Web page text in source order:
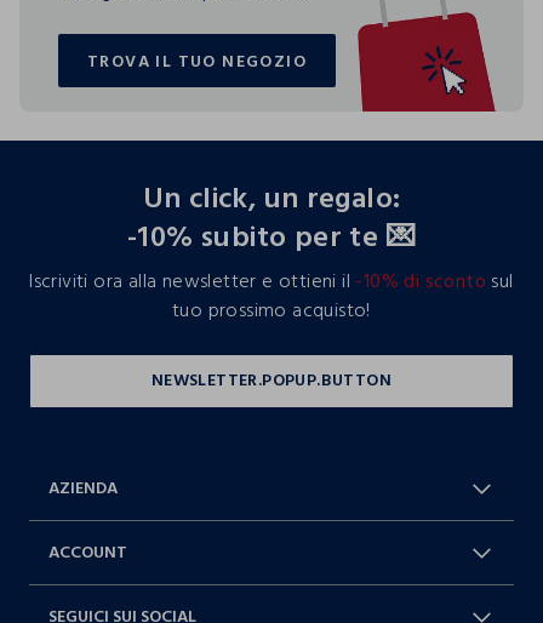
TROVA IL TUO NEGOZIO
TROVA IL TUO NEGOZIO
Un click, un regalo:
-10% subito per te 💌
Iscriviti ora alla newsletter e ottieni il -10% di sconto sul
tuo prossimo acquisto!
AZIENDA
ACCOUNT
SEGUICI SUI SOCIAL